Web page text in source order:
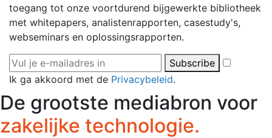
toegang tot onze voortdurend bijgewerkte bibliotheek
met whitepapers, analistenrapporten, casestudy's,
webseminars en oplossingsrapporten.
Subscribe
Ik ga akkoord met de Privacybeleid.
De grootste mediabron voor
zakelijke technologie.